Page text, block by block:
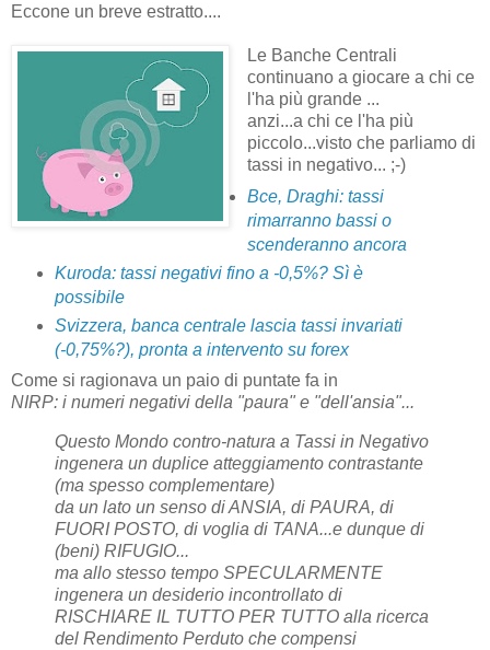
Eccone un breve estratto....
Le Banche Centrali
continuano a giocare a chi ce
l'ha più grande ...
anzi...a chi ce l'ha più
piccolo...visto che parliamo di
tassi in negativo... ;-)
Bce, Draghi: tassi
rimarranno bassi o
scenderanno ancora
Kuroda: tassi negativi fino a -0,5%? Sì è
possibile
Svizzera, banca centrale lascia tassi invariati
(-0,75%?), pronta a intervento su forex
Come si ragionava un paio di puntate fa in
NIRP: i numeri negativi della "paura" e "dell'ansia"...
Questo Mondo contro-natura a Tassi in Negativo
ingenera un duplice atteggiamento contrastante
(ma spesso complementare)
da un lato un senso di ANSIA, di PAURA, di
FUORI POSTO, di voglia di TANA...e dunque di
(beni) RIFUGIO...
ma allo stesso tempo SPECULARMENTE
ingenera un desiderio incontrollato di
RISCHIARE IL TUTTO PER TUTTO alla ricerca
del Rendimento Perduto che compensi